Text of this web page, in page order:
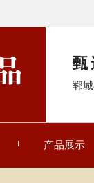
甄
郓
产品展示